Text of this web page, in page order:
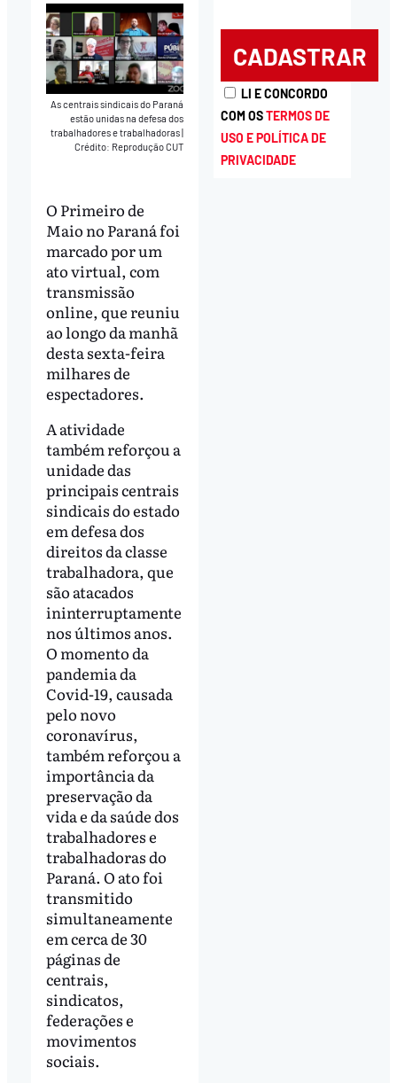
As centrais sindicais do Paraná
estão unidas na defesa dos
trabalhadores e trabalhadoras
Crédito: Reprodução CUT
O Primeiro de
Maio no Paraná foi
marcado por um
ato virtual, com
transmissão
online, que reuniu
ao longo da manhã
desta sexta-feira
milhares de
espectadores.
A atividade
também reforçou a
unidade das
principais centrais
sindicais do estado
em defesa dos
direitos da classe
trabalhadora, que
são atacados
ininterruptamente
nos últimos anos.
O momento da
pandemia da
Covid-19, causada
pelo novo
coronavírus,
também reforçou a
importância da
preservação da
vida e da saúde dos
trabalhadores e
trabalhadoras do
Paraná. O ato foi
transmitido
simultaneamente
em cerca de 30
páginas de
centrais,
sindicatos,
federações e
movimentos
sociais.
LI E CONCORDO
COM OSTERMOS DE
USO E POLÍTICA DE
PRIVACIDADE